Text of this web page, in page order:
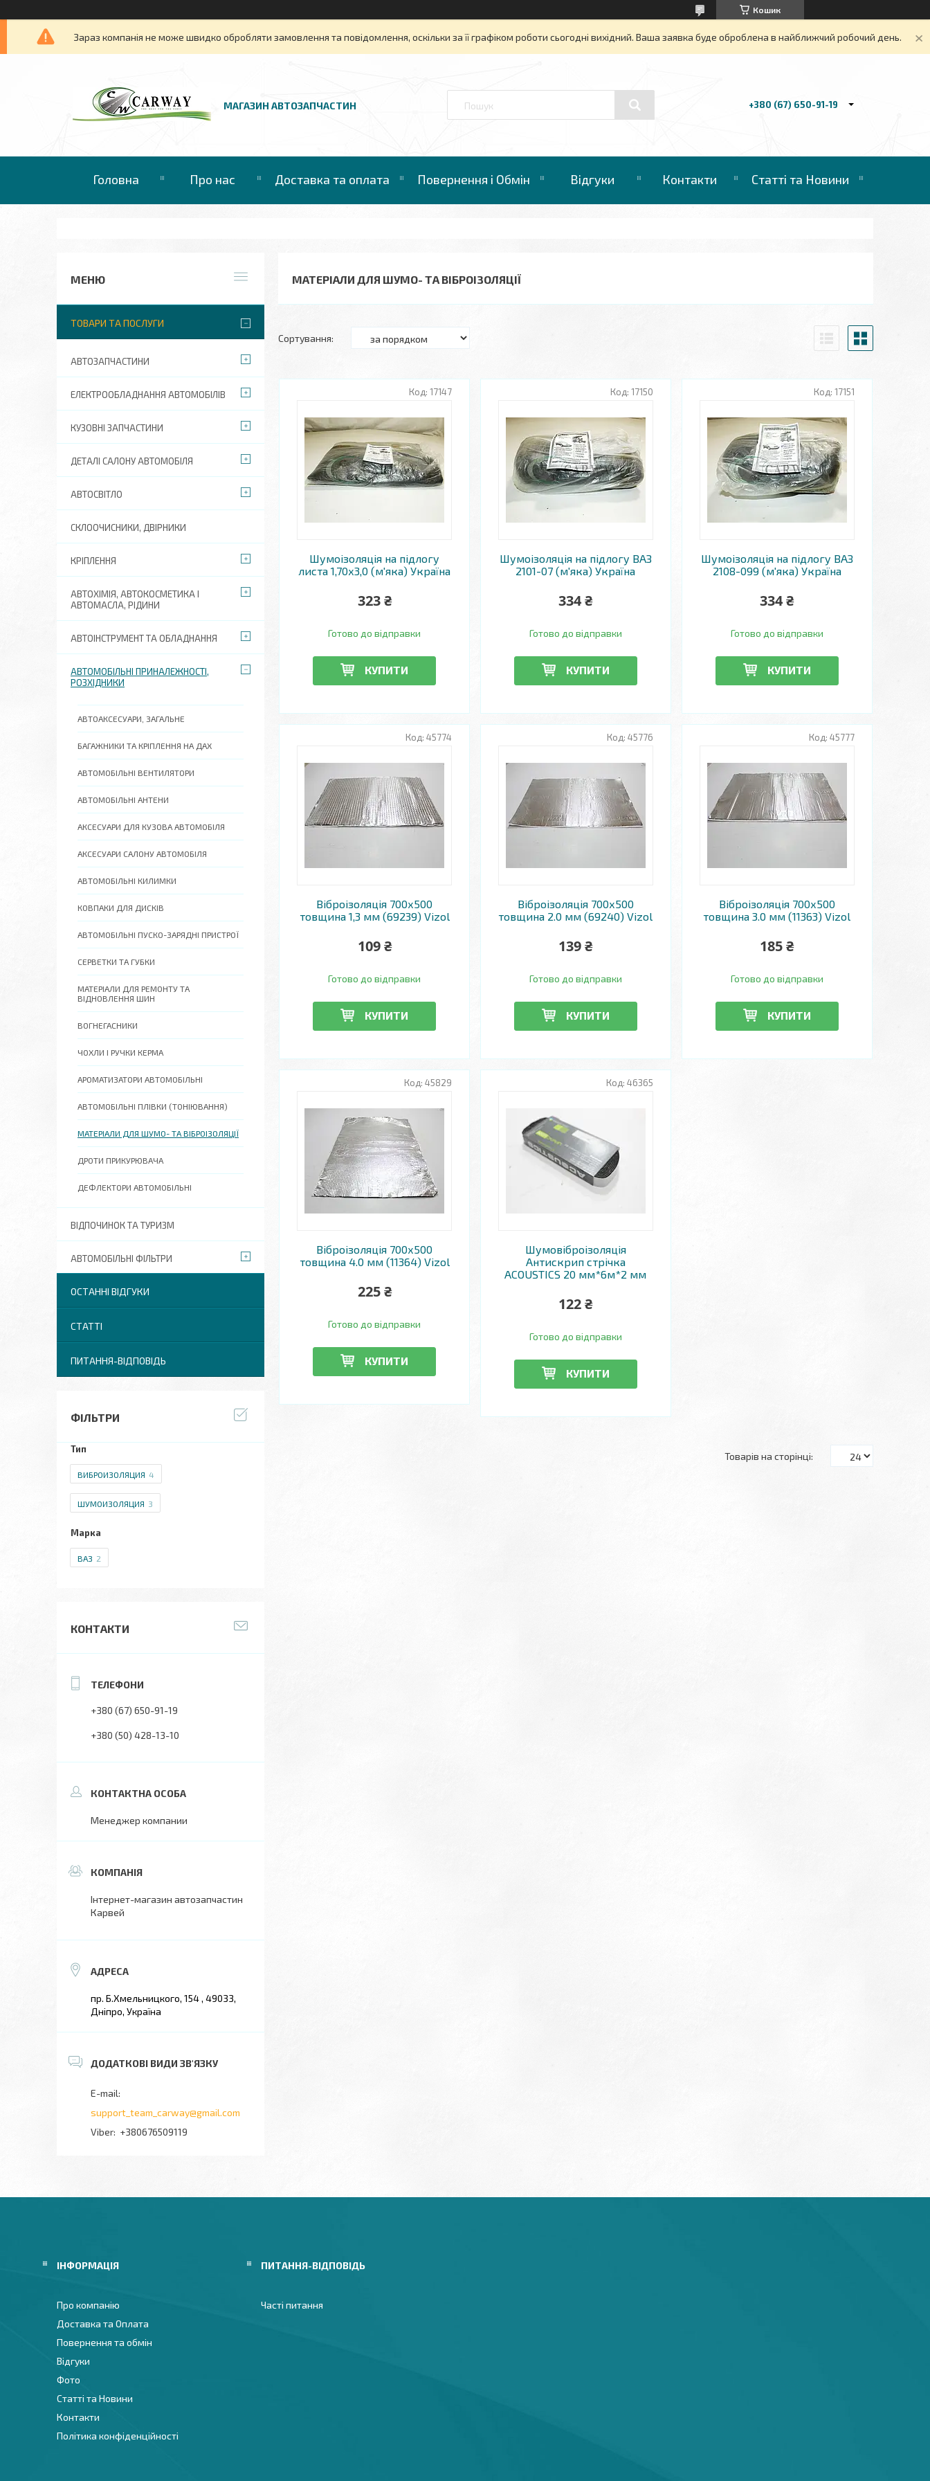
Кошик
Зараз компанія не може швидко обробляти замовлення та повідомлення, оскільки за її графіком роботи сьогодні вихідний. Ваша заявка буде оброблена в найближчий робочий день.
МАГАЗИН АВТОЗАПЧАСТИН +380 (67) 650-91-19
Головна Про нас Доставка та оплата Повернення і Обмін Відгуки Контакти Статті та Новини
МАТЕРІАЛИ ДЛЯ ШУМО- ТА ВІБРОІЗОЛЯЦІЇ
17147
Шумоізоляція на підлогу
листа 1,70х3,0 (м'яка) Україна
323 ₴
Готово до відправки
КУПИТИ
17150
Шумоізоляція на підлогу ВАЗ
2101-07 (м'яка) Україна
334 ₴
Готово до відправки
КУПИТИ
17151
Шумоізоляція на підлогу ВАЗ
2108-099 (м'яка) Україна
334 ₴
Готово до відправки
КУПИТИ
45774
Віброізоляція 700х500
товщина 1,3 мм (69239) Vizol
109 ₴
Готово до відправки
КУПИТИ
45776
Віброізоляція 700х500
товщина 2.0 мм (69240) Vizol
139 ₴
Готово до відправки
КУПИТИ
45777
Віброізоляція 700х500
товщина 3.0 мм (11363) Vizol
185 ₴
Готово до відправки
КУПИТИ
45829
Віброізоляція 700х500
товщина 4.0 мм (11364) Vizol
225 ₴
Готово до відправки
КУПИТИ
46365
Шумовіброізоляція
Антискрип стрічка
ACOUSTICS 20 мм*6м*2 мм
122 ₴
Готово до відправки
КУПИТИ
ТОВАРИ ТА ПОСЛУГИ
АВТОЗАПЧАСТИНИ
ЕЛЕКТРООБЛАДНАННЯ АВТОМОБІЛІВ
КУЗОВНІ ЗАПЧАСТИНИ
ДЕТАЛІ САЛОНУ АВТОМОБІЛЯ
АВТОСВІТЛО
СКЛООЧИСНИКИ, ДВІРНИКИ
КРІПЛЕННЯ
АВТОХІМІЯ, АВТОКОСМЕТИКА І
АВТОМАСЛА, РІДИНИ
АВТОІНСТРУМЕНТ ТА ОБЛАДНАННЯ
АВТОМОБІЛЬНІ ПРИНАЛЕЖНОСТІ,
РОЗХІДНИКИ
АВТОАКСЕСУАРИ, ЗАГАЛЬНЕ
БАГАЖНИКИ ТА КРІПЛЕННЯ НА ДАХ
АВТОМОБІЛЬНІ ВЕНТИЛЯТОРИ
АВТОМОБІЛЬНІ АНТЕНИ
АКСЕСУАРИ ДЛЯ КУЗОВА АВТОМОБІЛЯ
АКСЕСУАРИ САЛОНУ АВТОМОБІЛЯ
АВТОМОБІЛЬНІ КИЛИМКИ
КОВПАКИ ДЛЯ ДИСКІВ
АВТОМОБІЛЬНІ ПУСКО-ЗАРЯДНІ ПРИСТРОЇ
СЕРВЕТКИ ТА ГУБКИ
МАТЕРІАЛИ ДЛЯ РЕМОНТУ ТА
ВІДНОВЛЕННЯ ШИН
ВОГНЕГАСНИКИ
ЧОХЛИ І РУЧКИ КЕРМА
АРОМАТИЗАТОРИ АВТОМОБІЛЬНІ
АВТОМОБІЛЬНІ ПЛІВКИ (ТОНІЮВАННЯ)
МАТЕРІАЛИ ДЛЯ ШУМО- ТА ВІБРОІЗОЛЯЦІЇ
ДРОТИ ПРИКУРЮВАЧА
ДЕФЛЕКТОРИ АВТОМОБІЛЬНІ
ВІДПОЧИНОК ТА ТУРИЗМ
АВТОМОБІЛЬНІ ФІЛЬТРИ
ОСТАННІ ВІДГУКИ
СТАТТІ
ПИТАННЯ-ВІДПОВІДЬ
ФІЛЬТРИ
Тип
ВИБРОИЗОЛЯЦИЯ 4
ШУМОИЗОЛЯЦИЯ 3
Марка
ВАЗ 2
КОНТАКТИ
+380 (67) 650-91-19
+380 (50) 428-13-10
Менеджер компании
Інтернет-магазин автозапчастин
Карвей
пр. Б.Хмельницкого, 154 , 49033,
Дніпро, Україна
support_team_carway@gmail.com
+380676509119
ІНФОРМАЦІЯ
Про компанію
Доставка та Оплата
Повернення та обмін
Відгуки
Фото
Статті та Новини
Контакти
Політика конфіденційності
ПИТАННЯ-ВІДПОВІДЬ
Часті питання